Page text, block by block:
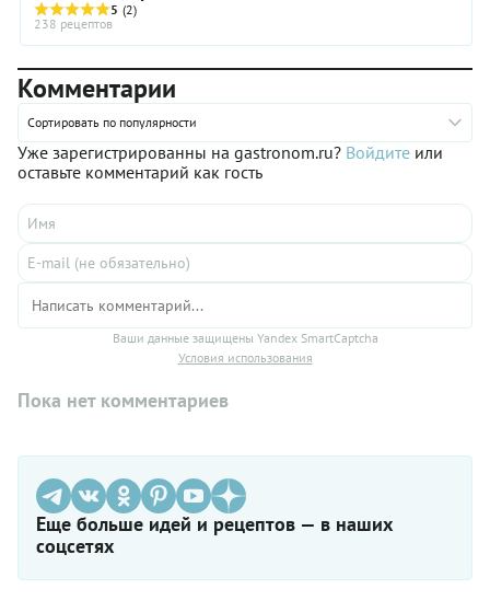
5 (2)
238 рецептов
Комментарии
Сортировать по популярности
Уже зарегистрированны на gastronom.ru? Войдите или
оставьте комментарий как гость
Ваши данные защищены Yandex SmartCaptcha
Условия использования
Пока нет комментариев
Еще больше идей и рецептов — в наших
соцсетях